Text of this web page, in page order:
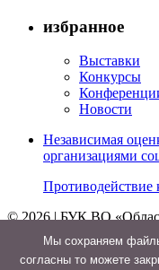
избранное
Выставки
Конкурсы
Новости
Независимая
организациями
Противодействие
© 2026 | БУК ВО
библиотека»
Мы cохраняем
согласны то можете